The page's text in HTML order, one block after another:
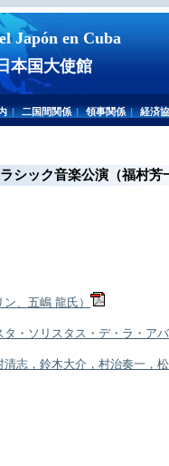
Japón en Cuba
本国大使館
| 二国間関係 | 領事関係 | 経済
シック音楽公演（福村
、五嶋 龍氏）
・ソリスタス・デ・ラ・ア
志，鈴木大介，村治奏一，